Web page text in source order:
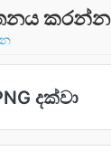
කරන්න
දක්වා